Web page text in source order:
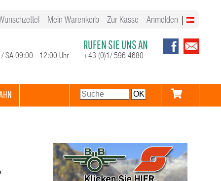
Mein Warenkorb Zur Kasse Anmelden
SA 09:00 - 12:00 Uhr
RUFEN SIE UNS AN
+43 (0)1/ 596 4680